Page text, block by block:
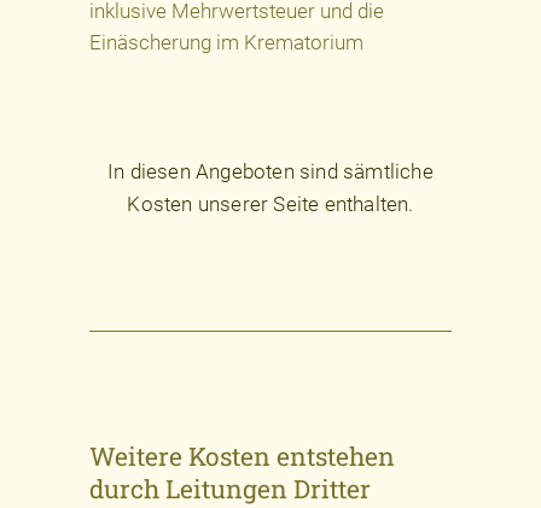
inklusive Mehrwertsteuer und die
Einäscherung im Krematorium
In diesen Angeboten sind sämtliche
Kosten unserer Seite enthalten.
Weitere Kosten entstehen
durch Leitungen Dritter